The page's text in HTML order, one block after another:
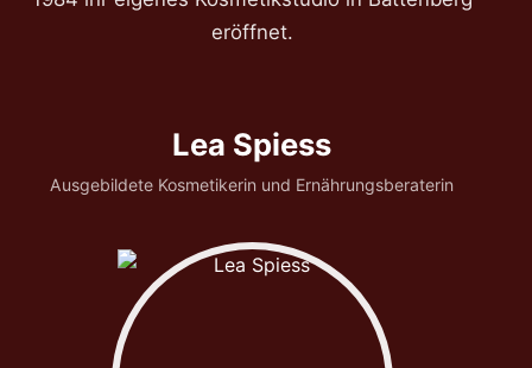
eröffnet.
Lea Spiess
Ausgebildete Kosmetikerin und Ernährungsberaterin